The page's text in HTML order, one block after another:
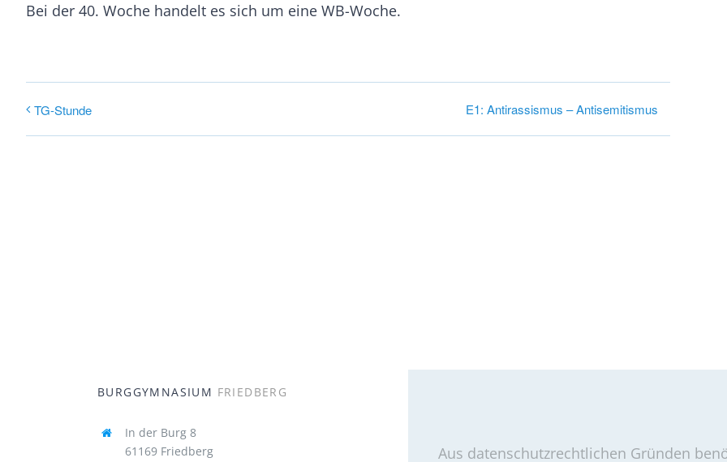
Bei der 40. Woche handelt es sich um eine WB-Woche.
TG-Stunde E1: Antirassismus – Antisemitismus
BURGGYMNASIUM FRIEDBERG
In der Burg 8
61169 Friedberg
Aus datenschutzrechtlichen Gründen